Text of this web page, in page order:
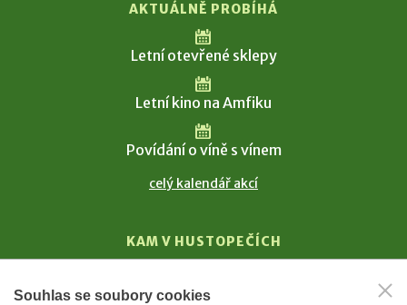
AKTUÁLNĚ PROBÍHÁ
Letní otevřené sklepy
Letní kino na Amfiku
Povídání o víně s vínem
celý kalendář akcí
KAM V HUSTOPEČÍCH
T. G. Masaryk
Souhlas se soubory cookies